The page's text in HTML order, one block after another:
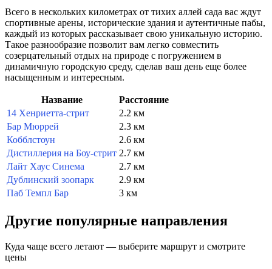
Всего в нескольких километрах от тихих аллей сада вас ждут
спортивные арены, исторические здания и аутентичные пабы,
каждый из которых рассказывает свою уникальную историю.
Такое разнообразие позволит вам легко совместить
созерцательный отдых на природе с погружением в
динамичную городскую среду, сделав ваш день еще более
насыщенным и интересным.
Название
Расстояние
14 Хенриетта-стрит
2.2 км
Бар Мюррей
2.3 км
Кобблстоун
2.6 км
Дистиллерия на Боу-стрит 2.7 км
Лайт Хаус Синема
2.7 км
Дублинский зоопарк
2.9 км
Паб Темпл Бар
3 км
Другие популярные направления
Куда чаще всего летают — выберите маршрут и смотрите
цены